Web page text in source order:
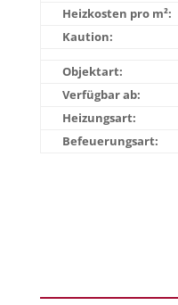
Heizkosten pro m²:
Kaution:
Objektart:
Verfügbar ab:
Heizungsart:
Befeuerungsart: